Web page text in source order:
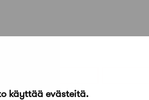
käyttää evästeitä.